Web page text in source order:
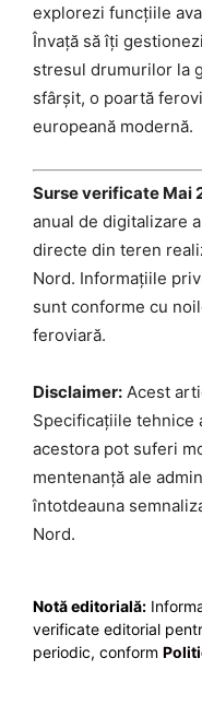
explorezi funcțiile
Învață să îți
stresul drumurilor la
sfârșit, o poartă
europeană modernă.
Surse verificate Mai
anual de digitalizare
directe din teren
Nord. Informațiile
sunt conforme cu
feroviară.
Disclaimer: Acest
Specificațiile tehnice
acestora pot suferi
mentenanță ale
întotdeauna
Nord.
Notă editorială:
verificate editorial
periodic, conform